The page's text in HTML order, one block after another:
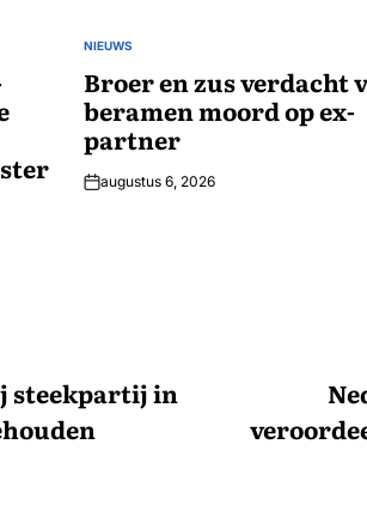
GEPLAATST
NIEUWS
Broer en zus verdacht
beramen moord op ex-
partner
augustus 6, 2026
steekpartij in